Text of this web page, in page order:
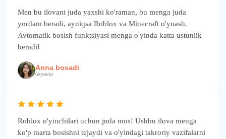
Men bu ilovani juda yaxshi ko'raman, bu menga juda
yordam beradi, ayniqsa Roblox va Minecraft o'ynash.
Avtomatik bosish funktsiyasi menga o'yinda katta ustunlik
beradi!
Anna bosadi
Geymerlar
Roblox o'yinchilari uchun juda mos! Ushbu ilova menga
ko'p marta bosishni tejaydi va o'yindagi takroriy vazifalarni